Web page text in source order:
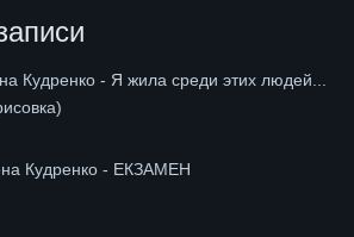
Кудренко - Я жила среди этих людей...
Кудренко - ЕКЗАМЕН